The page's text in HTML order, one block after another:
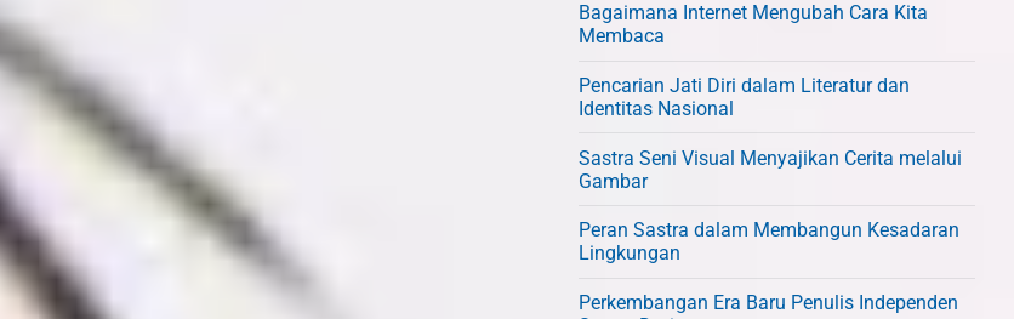
Bagaimana Internet Mengubah Cara Kita
Membaca
Pencarian Jati Diri dalam Literatur dan
Identitas Nasional
Sastra Seni Visual Menyajikan Cerita melalui
Gambar
Peran Sastra dalam Membangun Kesadaran
Lingkungan
Perkembangan Era Baru Penulis Independen